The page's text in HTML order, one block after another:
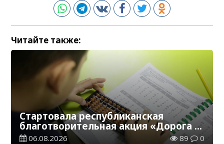
Читайте также:
Стартовала республиканская
благотворительная акция «Дорога в
школу»
06.08.2026 89 0